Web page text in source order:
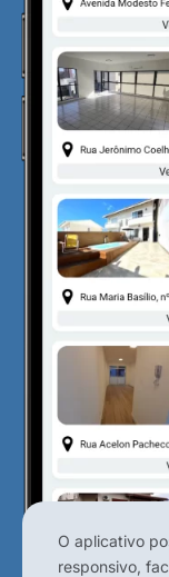
O aplicativo
responsivo,